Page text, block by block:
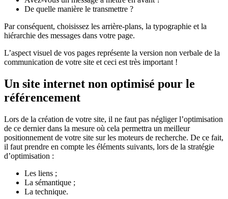
De quelle manière le transmettre ?
Par conséquent, choisissez les arrière-plans, la typographie et la
hiérarchie des messages dans votre page.
L’aspect visuel de vos pages représente la version non verbale de la
communication de votre site et ceci est très important !
Un site internet non optimisé pour le
référencement
Lors de la création de votre site, il ne faut pas négliger l’optimisation
de ce dernier dans la mesure où cela permettra un meilleur
positionnement de votre site sur les moteurs de recherche. De ce fait,
il faut prendre en compte les éléments suivants, lors de la stratégie
d’optimisation :
Les liens ;
La sémantique ;
La technique.